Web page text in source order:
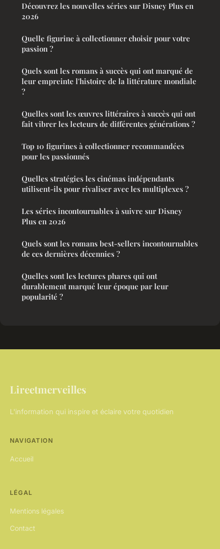
Découvrez les nouvelles séries sur Disney Plus en
2026
Quelle figurine à collectionner choisir pour votre
passion ?
Quels sont les romans à succès qui ont marqué de
leur empreinte l'histoire de la littérature mondiale
?
Quelles sont les œuvres littéraires à succès qui ont
fait vibrer les lecteurs de différentes générations ?
Top 10 figurines à collectionner recommandées
pour les passionnés
Quelles stratégies les cinémas indépendants
utilisent-ils pour rivaliser avec les multiplexes ?
Les séries incontournables à suivre sur Disney
Plus en 2026
Quels sont les romans best-sellers incontournables
de ces dernières décennies ?
Quelles sont les lectures phares qui ont
durablement marqué leur époque par leur
popularité ?
Lireetmerveilles
L'information qui inspire et éclaire votre quotidien
NAVIGATION
Accueil
LÉGAL
Mentions légales
Contact